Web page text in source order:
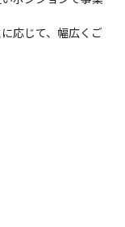
応じて、幅広くご